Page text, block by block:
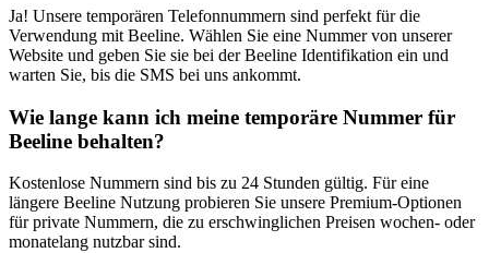
Ja! Unsere temporären Telefonnummern sind perfekt für die
Verwendung mit Beeline. Wählen Sie eine Nummer von unserer
Website und geben Sie sie bei der Beeline Identifikation ein und
warten Sie, bis die SMS bei uns ankommt.
Wie lange kann ich meine temporäre Nummer für
Beeline behalten?
Kostenlose Nummern sind bis zu 24 Stunden gültig. Für eine
längere Beeline Nutzung probieren Sie unsere Premium-Optionen
für private Nummern, die zu erschwinglichen Preisen wochen- oder
monatelang nutzbar sind.